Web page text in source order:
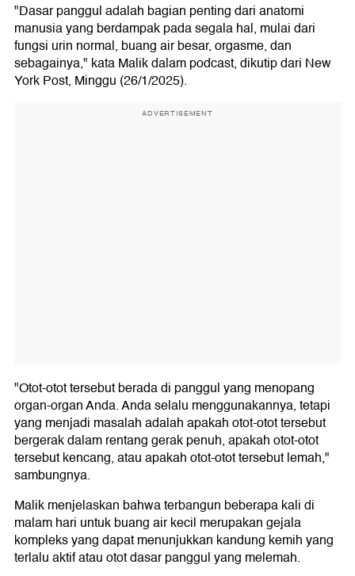
"Dasar panggul adalah bagian penting dari anatomi
manusia yang berdampak pada segala hal, mulai dari
fungsi urin normal, buang air besar, orgasme, dan
sebagainya," kata Malik dalam podcast, dikutip dari New
York Post, Minggu (26/1/2025).
ADVERTISEMENT
"Otot-otot tersebut berada di panggul yang menopang
organ-organ Anda. Anda selalu menggunakannya, tetapi
yang menjadi masalah adalah apakah otot-otot tersebut
bergerak dalam rentang gerak penuh, apakah otot-otot
tersebut kencang, atau apakah otot-otot tersebut lemah,"
sambungnya.
Malik menjelaskan bahwa terbangun beberapa kali di
malam hari untuk buang air kecil merupakan gejala
kompleks yang dapat menunjukkan kandung kemih yang
terlalu aktif atau otot dasar panggul yang melemah.